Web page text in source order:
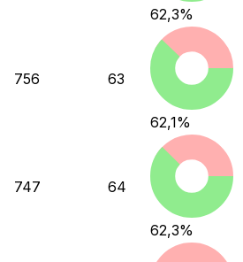
62,3%
756 63
62,1%
747 64
62,3%